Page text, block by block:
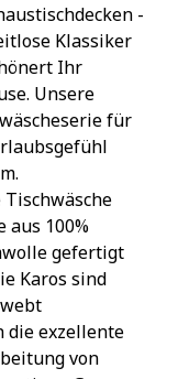
-
Klassiker
Ihr
Unsere
für
Tischwäsche
aus 100%
gefertigt
Karos sind
die exzellente
von